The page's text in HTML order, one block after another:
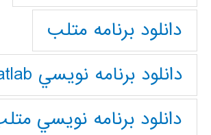
دانلود برنامه متلب
دانلود برنامه نويسي Matlab
دانلود برنامه نويسي